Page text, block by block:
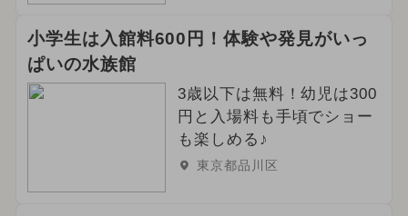
小学生は入館料600円！体験や発見がいっ
ぱいの水族館
3歳以下は無料！幼児は300
円と入場料も手頃でショー
も楽しめる♪
東京都品川区